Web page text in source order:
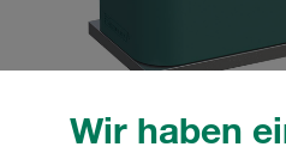
Wir haben